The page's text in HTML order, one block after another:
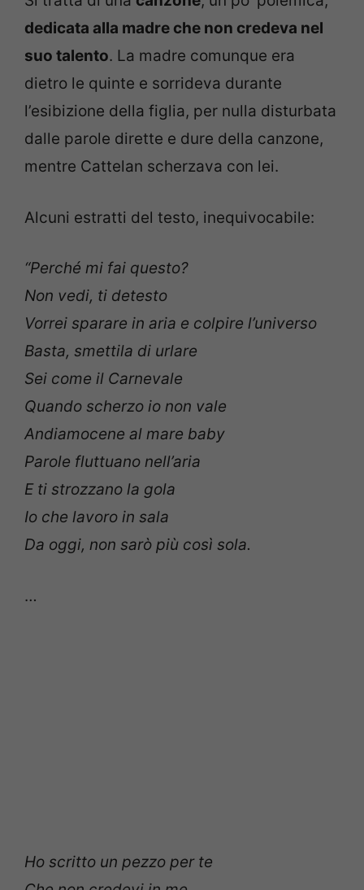
dedicata alla madre che non credeva nel
suo talento. La madre comunque era
dietro le quinte e sorrideva durante
l’esibizione della figlia, per nulla disturbata
dalle parole dirette e dure della canzone,
mentre Cattelan scherzava con lei.
Alcuni estratti del testo, inequivocabile:
“Perché mi fai questo?
Non vedi, ti detesto
Vorrei sparare in aria e colpire l’universo
Basta, smettila di urlare
Sei come il Carnevale
Quando scherzo io non vale
Andiamocene al mare baby
Parole fluttuano nell’aria
E ti strozzano la gola
Io che lavoro in sala
Da oggi, non sarò più così sola.
…
Ho scritto un pezzo per te